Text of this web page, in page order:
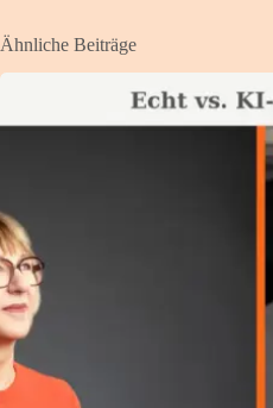
Ähnliche Beiträge